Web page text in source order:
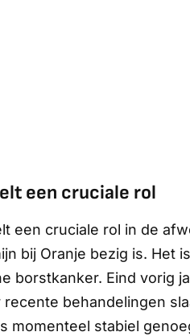
een cruciale rol
een cruciale rol in de
bij Oranje bezig is. Het
borstkanker. Eind vorig
behandelingen
momenteel stabiel